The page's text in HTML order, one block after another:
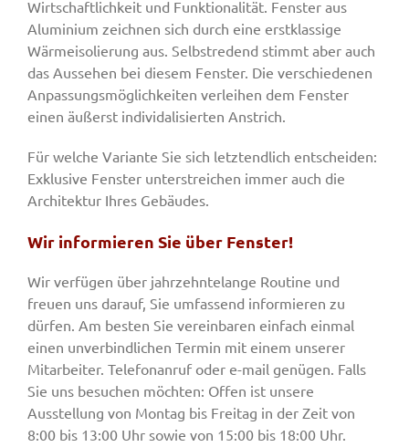
Wirtschaftlichkeit und Funktionalität. Fenster aus
Aluminium zeichnen sich durch eine erstklassige
Wärmeisolierung aus. Selbstredend stimmt aber auch
das Aussehen bei diesem Fenster. Die verschiedenen
Anpassungsmöglichkeiten verleihen dem Fenster
einen äußerst individalisierten Anstrich.
Für welche Variante Sie sich letztendlich entscheiden:
Exklusive Fenster unterstreichen immer auch die
Architektur Ihres Gebäudes.
Wir informieren Sie über Fenster!
Wir verfügen über jahrzehntelange Routine und
freuen uns darauf, Sie umfassend informieren zu
dürfen. Am besten Sie vereinbaren einfach einmal
einen unverbindlichen Termin mit einem unserer
Mitarbeiter. Telefonanruf oder e-mail genügen. Falls
Sie uns besuchen möchten: Offen ist unsere
Ausstellung von Montag bis Freitag in der Zeit von
8:00 bis 13:00 Uhr sowie von 15:00 bis 18:00 Uhr.